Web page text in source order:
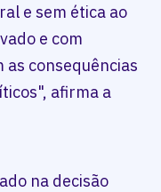
e sem ética ao
e com
as consequências
afirma a
na decisão